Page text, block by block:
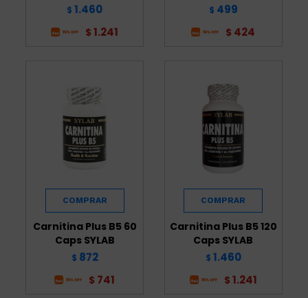
$ 1.460
$ 1.241
$ 499
$ 424
Carnitina Plus B5 60
Caps SYLAB
$ 872
$ 741
Carnitina Plus B5 120
Caps SYLAB
$ 1.460
$ 1.241